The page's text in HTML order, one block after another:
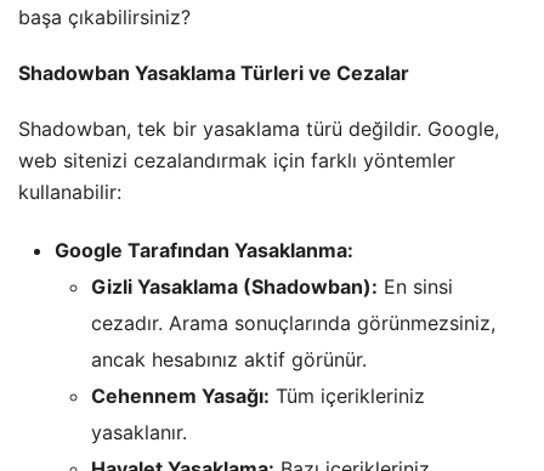
başa çıkabilirsiniz?
Shadowban Yasaklama Türleri ve Cezalar
Shadowban, tek bir yasaklama türü değildir. Google,
web sitenizi cezalandırmak için farklı yöntemler
kullanabilir:
Google Tarafından Yasaklanma:
Gizli Yasaklama (Shadowban): En sinsi
cezadır. Arama sonuçlarında görünmezsiniz,
ancak hesabınız aktif görünür.
Cehennem Yasağı: Tüm içerikleriniz
yasaklanır.